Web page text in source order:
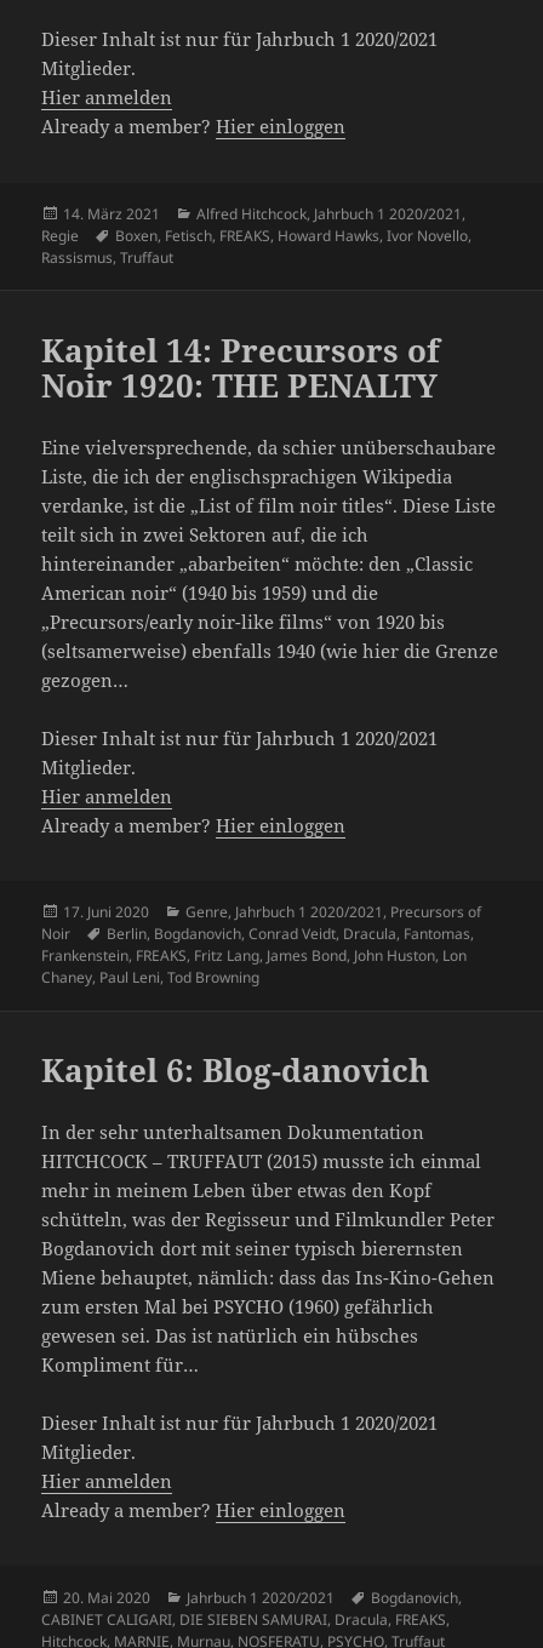
Dieser Inhalt ist nur für Jahrbuch 1 2020/2021
Mitglieder.
Hier anmelden
Already a member?Hier einloggen
Veröffentlicht
am
14. März 2021 Kategorien
Alfred Hitchcock, Jahrbuch 1 2020/2021,
Regie
Schlagwörter
Boxen, Fetisch, FREAKS, Howard Hawks,Ivor Novello,
Rassismus,Truffaut
Kapitel 14: Precursors of
Noir 1920: THE PENALTY
Eine vielversprechende, da schier unüberschaubare
Liste, die ich der englischsprachigen Wikipedia
verdanke, ist die „List of film noir titles“. Diese Liste
teilt sich in zwei Sektoren auf, die ich
hintereinander „abarbeiten“ möchte: den „Classic
American noir“ (1940 bis 1959) und die
„Precursors/early noir-like films“ von 1920 bis
(seltsamerweise) ebenfalls 1940 (wie hier die Grenze
gezogen…
Dieser Inhalt ist nur für Jahrbuch 1 2020/2021
Mitglieder.
Hier anmelden
Already a member?Hier einloggen
Veröffentlicht
am
17. Juni 2020 Kategorien
Genre, Jahrbuch 1 2020/2021, Precursors of
Noir
Schlagwörter
Berlin, Bogdanovich,Conrad Veidt, Dracula, Fantomas,
Frankenstein, FREAKS, Fritz Lang, James Bond, John Huston, Lon
Chaney, Paul Leni,Tod Browning
Kapitel 6: Blog-danovich
In der sehr unterhaltsamen Dokumentation
HITCHCOCK – TRUFFAUT (2015) musste ich einmal
mehr in meinem Leben über etwas den Kopf
schütteln, was der Regisseur und Filmkundler Peter
Bogdanovich dort mit seiner typisch bierernsten
Miene behauptet, nämlich: dass das Ins-Kino-Gehen
zum ersten Mal bei PSYCHO (1960) gefährlich
gewesen sei. Das ist natürlich ein hübsches
Kompliment für…
Dieser Inhalt ist nur für Jahrbuch 1 2020/2021
Mitglieder.
Hier anmelden
Already a member?Hier einloggen
Veröffentlicht
am
20. Mai 2020 Kategorien
Jahrbuch 1 2020/2021 Schlagwörter
Bogdanovich,
CABINET CALIGARI, DIE SIEBEN SAMURAI, Dracula, FREAKS,
Hitchcock, MARNIE, Murnau, NOSFERATU, PSYCHO,Truffaut